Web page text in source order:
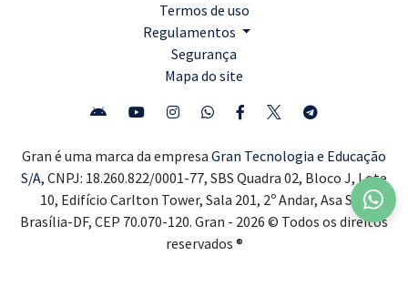
Termos de uso
Regulamentos
Segurança
Mapa do site
Gran é uma marca da empresa Gran Tecnologia e Educação
S/A, CNPJ: 18.260.822/0001-77, SBS Quadra 02, Bloco J, Lote
10, Edifício Carlton Tower, Sala 201, 2º Andar, Asa Sul,
Brasília-DF, CEP 70.070-120. Gran - 2026 © Todos os direitos
reservados ®